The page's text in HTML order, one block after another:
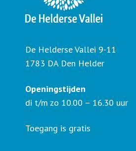
De Helderse Vallei 9-11
1783 DA Den Helder
Openingstijden
di t/m zo 10.00 – 16.30 uur
Toegang is gratis